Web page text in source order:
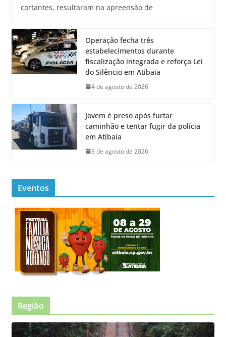
cortantes, resultaram na apreensão de
Operação fecha três
estabelecimentos durante
fiscalização integrada e reforça Lei
do Silêncio em Atibaia
4 de agosto de 2026
Jovem é preso após furtar
caminhão e tentar fugir da polícia
em Atibaia
3 de agosto de 2026
Eventos
Região